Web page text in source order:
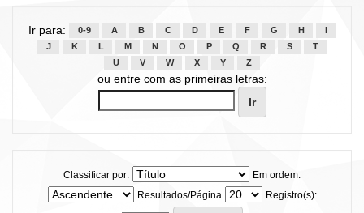
Ir para: 0-9 A B C D E F G H
J
K L M N O P Q R S
T
U
V W X Y Z
ou entre com as primeiras letras:
Classificar por:
Em ordem:
Resultados/Página
Registro(s):